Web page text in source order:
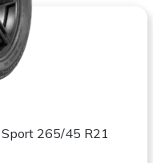
265/45 R21